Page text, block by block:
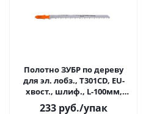
Полотно ЗУБР по дереву
для эл. лобз., Т301CD, EU-
хвост., шлиф., L-100мм,
шаг-4мм, 3шт.
233 руб./упак